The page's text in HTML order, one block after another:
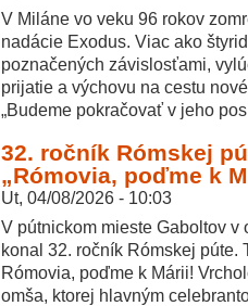
V Miláne vo veku 96 rokov
nadácie Exodus. Viac ako
poznačených závislosťami,
prijatie a výchovu na cestu
„Budeme pokračovať v jeho
32. ročník Rómskej
„Rómovia, poďme k
Ut, 04/08/2026 - 10:03
V pútnickom mieste Gaboltov
konal 32. ročník Rómskej púte.
Rómovia, poďme k Márii!
omša, ktorej hlavným